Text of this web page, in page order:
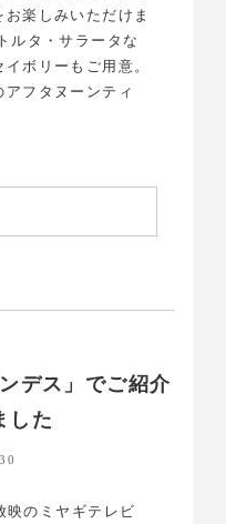
楽しみいただけま
ルタ・サラータな
ボリーもご用意。
フタヌーンティ
デス」でご紹介
した
映のミヤギテレビ